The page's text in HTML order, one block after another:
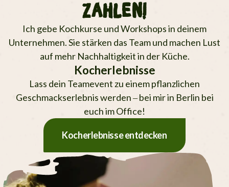
zahlen!
Ich gebe Kochkurse und Workshops in deinem
Unternehmen. Sie stärken das Team und machen Lust
auf mehr Nachhaltigkeit in der Küche.
Kocherlebnisse
Lass dein Teamevent zu einem pflanz­lichen
Geschmacks­erlebnis werden – bei mir in Berlin bei
euch im Office!
Kocherlebnisse entdecken